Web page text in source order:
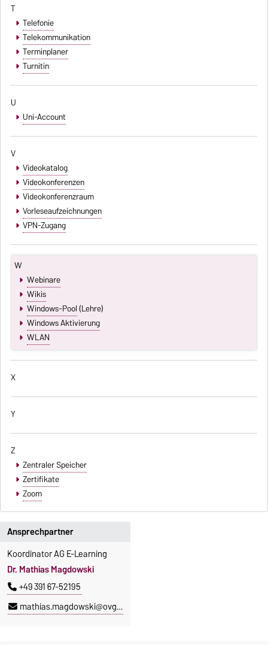
T
Telefonie
Telekommunikation
Terminplaner
Turnitin
U
Uni-Account
V
Videokatalog
Videokonferenzen
Videokonferenzraum
Vorleseaufzeichnungen
VPN-Zugang
W
Webinare
Wikis
Windows-Pool(Lehre)
Windows Aktivierung
WLAN
X
Y
Z
Zentraler Speicher
Zertifikate
Zoom
Ansprechpartner
Koordinator AG E-Learning
Dr. Mathias Magdowski
+49 391 67-52195
mathias.magdowski@ovgu.de